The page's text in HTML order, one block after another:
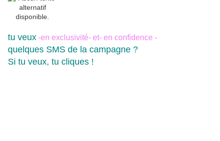
tu veux -en exclusivité- et- en confidence -
quelques SMS de la campagne ?
Si tu veux, tu cliques !